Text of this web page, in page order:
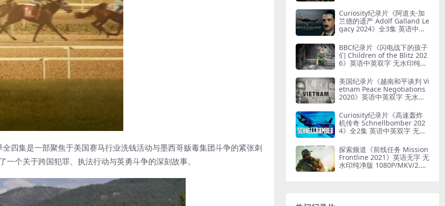
四集是一部聚焦于美国赛马行业洗钱活动与墨西哥贩毒集团斗争的紧张刺
个关于跨国犯罪、执法行动与英勇斗争的深刻故事。
中英双字 无水印纯净版 1080
P/MKV/5.18G 山本五十六死
因
Curiosity纪录片《阿道夫·加
兰德的遗产 Adolf Galland Le
gacy 2024》全3集 英语中英
KV/5.14G 王牌飞行员
BBC纪录片《闪电战下的孩子
们 Children of the Blitz 202
6》英语中英双字 无水印纯净
的儿童
美国纪录片《越南和平谈判 Vi
etnam Peace Negotiations
2020》英语中英双字 无水印
南和平协议
Curiosity纪录片《高速轰炸
机传奇 Schnellbomber 202
4》全2集 英语中英双字 无水
闪电轰炸机
探索频道《前线任务 Mission
Frontline 2021》英语无字 无
水印纯净版 1080P/MKV/2.51